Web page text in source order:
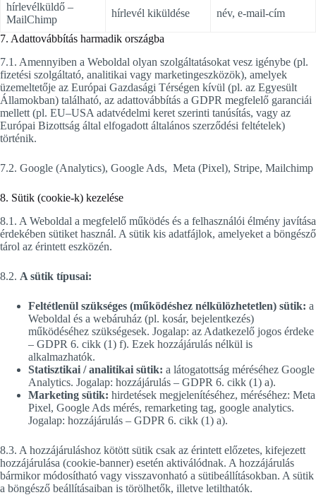
hírlevélküldő –
MailChimp
hírlevél kiküldése név, e-mail-cím
7. Adattovábbítás harmadik országba
7.1. Amennyiben a Weboldal olyan szolgáltatásokat vesz igénybe (pl.
fizetési szolgáltató, analitikai vagy marketingeszközök), amelyek
üzemeltetője az Európai Gazdasági Térségen kívül (pl. az Egyesült
Államokban) található, az adattovábbítás a GDPR megfelelő garanciái
mellett (pl. EU–USA adatvédelmi keret szerinti tanúsítás, vagy az
Európai Bizottság által elfogadott általános szerződési feltételek)
történik.
7.2. Google (Analytics), Google Ads, Meta (Pixel), Stripe, Mailchimp
8. Sütik (cookie-k) kezelése
8.1. A Weboldal a megfelelő működés és a felhasználói élmény javítása
érdekében sütiket használ. A sütik kis adatfájlok, amelyeket a böngésző
tárol az érintett eszközén.
8.2. A sütik típusai:
Feltétlenül szükséges (működéshez nélkülözhetetlen) sütik: a
Weboldal és a webáruház (pl. kosár, bejelentkezés)
működéséhez szükségesek. Jogalap: az Adatkezelő jogos érdeke
– GDPR 6. cikk (1) f). Ezek hozzájárulás nélkül is
alkalmazhatók.
Statisztikai / analitikai sütik: a látogatottság méréséhez Google
Analytics. Jogalap: hozzájárulás – GDPR 6. cikk (1) a).
Marketing sütik: hirdetések megjelenítéséhez, méréséhez: Meta
Pixel, Google Ads mérés, remarketing tag, google analytics.
Jogalap: hozzájárulás – GDPR 6. cikk (1) a).
8.3. A hozzájáruláshoz kötött sütik csak az érintett előzetes, kifejezett
hozzájárulása (cookie-banner) esetén aktiválódnak. A hozzájárulás
bármikor módosítható vagy visszavonható a sütibeállításokban. A sütik
a böngésző beállításaiban is törölhetők, illetve letilthatók.